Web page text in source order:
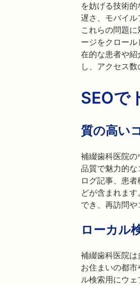
を妨げる技術
遅さ、モバイル
これらの問題
ージをクロー
在的な患者や
し、アクセス数
SEOで
質の高い
補綴歯科医院
品質で魅力的
ログ記事、患
どが含まれま
でき、再訪問や
ローカル
補綴歯科医院
お住まいの都
ル検索用にウ